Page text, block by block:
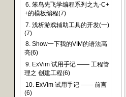
6. 笨鸟先飞学编程系列之九-C+
+的模板编程(7)
7. 浅析游戏辅助工具的开发(一)
(7)
8. Show一下我的VIM的语法高
亮(6)
9. ExVim 试用手记 —— 工程管
理之 创建工程(6)
10. ExVim 试用手记 —— 前言
(6)